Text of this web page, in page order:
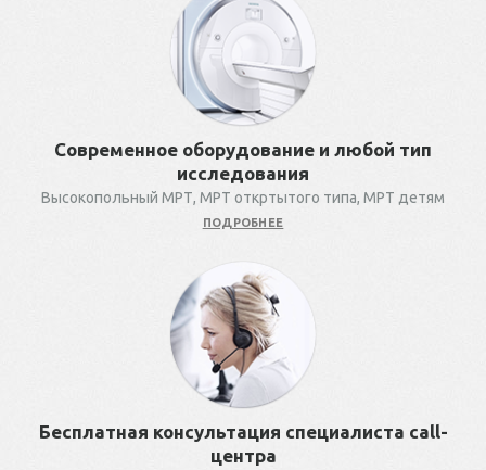
Современное оборудование и любой тип
исследования
Высокопольный МРТ, МРТ откртытого типа, МРТ детям
ПОДРОБНЕЕ
Бесплатная консультация специалиста call-
центра